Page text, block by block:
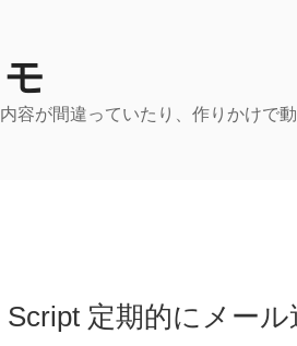
容が間違っていたり、作りかけで
Script 定期的にメール